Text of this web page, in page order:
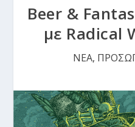
Beer &
με Radical
ΝΕΑ,